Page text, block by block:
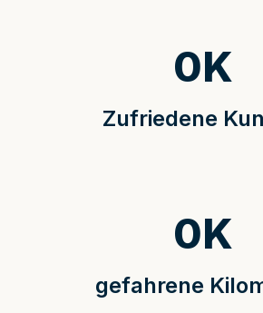
Zufriedene
0K
gefahrene
0K